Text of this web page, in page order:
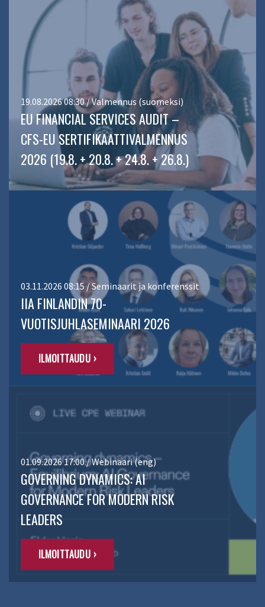
19.08.2026 08:30 / Valmennus (suomeksi)
EU FINANCIAL SERVICES AUDIT –
CFS-EU SERTIFIKAATTIVALMENNUS
2026 (19.8. + 20.8. + 24.8. + 26.8.)
03.11.2026 08:15 / Seminaarit ja konferenssit
IIA FINLANDIN 70-
VUOTISJUHLASEMINAARI 2026
ILMOITTAUDU ›
01.09.2026 17:00 / Webinaari (eng)
GOVERNING DYNAMICS: AI
GOVERNANCE FOR MODERN RISK
LEADERS
ILMOITTAUDU ›